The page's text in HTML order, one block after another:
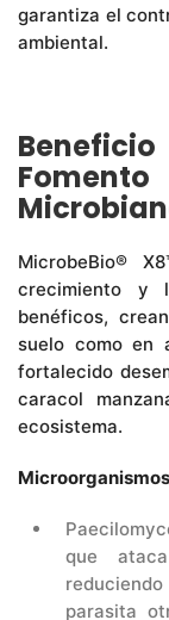
garantiza el
ambiental.
MicrobeBio®
crecimiento y
benéficos,
suelo como en
fortalecido
caracol
ecosistema.
que
parasita